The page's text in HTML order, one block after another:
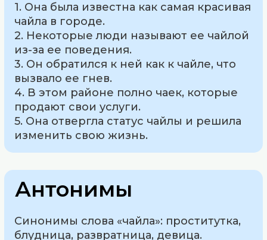
1. Она была известна как самая красивая
чайла в городе.
2. Некоторые люди называют ее чайлой
из-за ее поведения.
3. Он обратился к ней как к чайле, что
вызвало ее гнев.
4. В этом районе полно чаек, которые
продают свои услуги.
5. Она отвергла статус чайлы и решила
изменить свою жизнь.
Антонимы
Синонимы слова «чайла»: проститутка,
блудница, развратница, девица.